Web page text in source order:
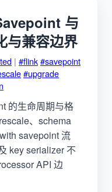
与
与兼容边界
| #flink#savepoint
#upgrade
的生命周期与格
、schema
savepoint 流
key serializer 不
API 边